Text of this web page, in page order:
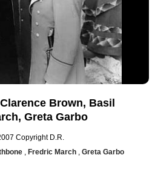
Brown, Basil
Greta Garbo
Copyright D.R.
, Fredric March , Greta Garbo